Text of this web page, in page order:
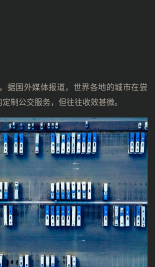
据国外媒体报道，世界各地的城市在尝
制公交服务，但往往收效甚微。